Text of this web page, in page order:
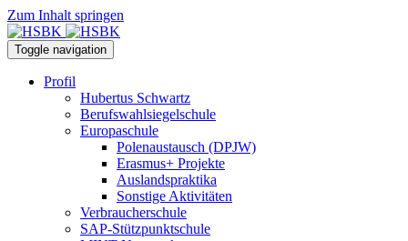
Zum Inhalt springen
Toggle navigation
Profil
Hubertus Schwartz
Berufswahlsiegelschule
Europaschule
Polenaustausch (DPJW)
Erasmus+ Projekte
Auslandspraktika
Sonstige Aktivitäten
Verbraucherschule
SAP-Stützpunktschule